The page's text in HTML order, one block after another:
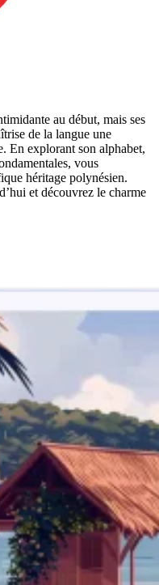
au début, mais ses
de la langue une
En explorant son alphabet,
vous
héritage polynésien.
et découvrez le charme